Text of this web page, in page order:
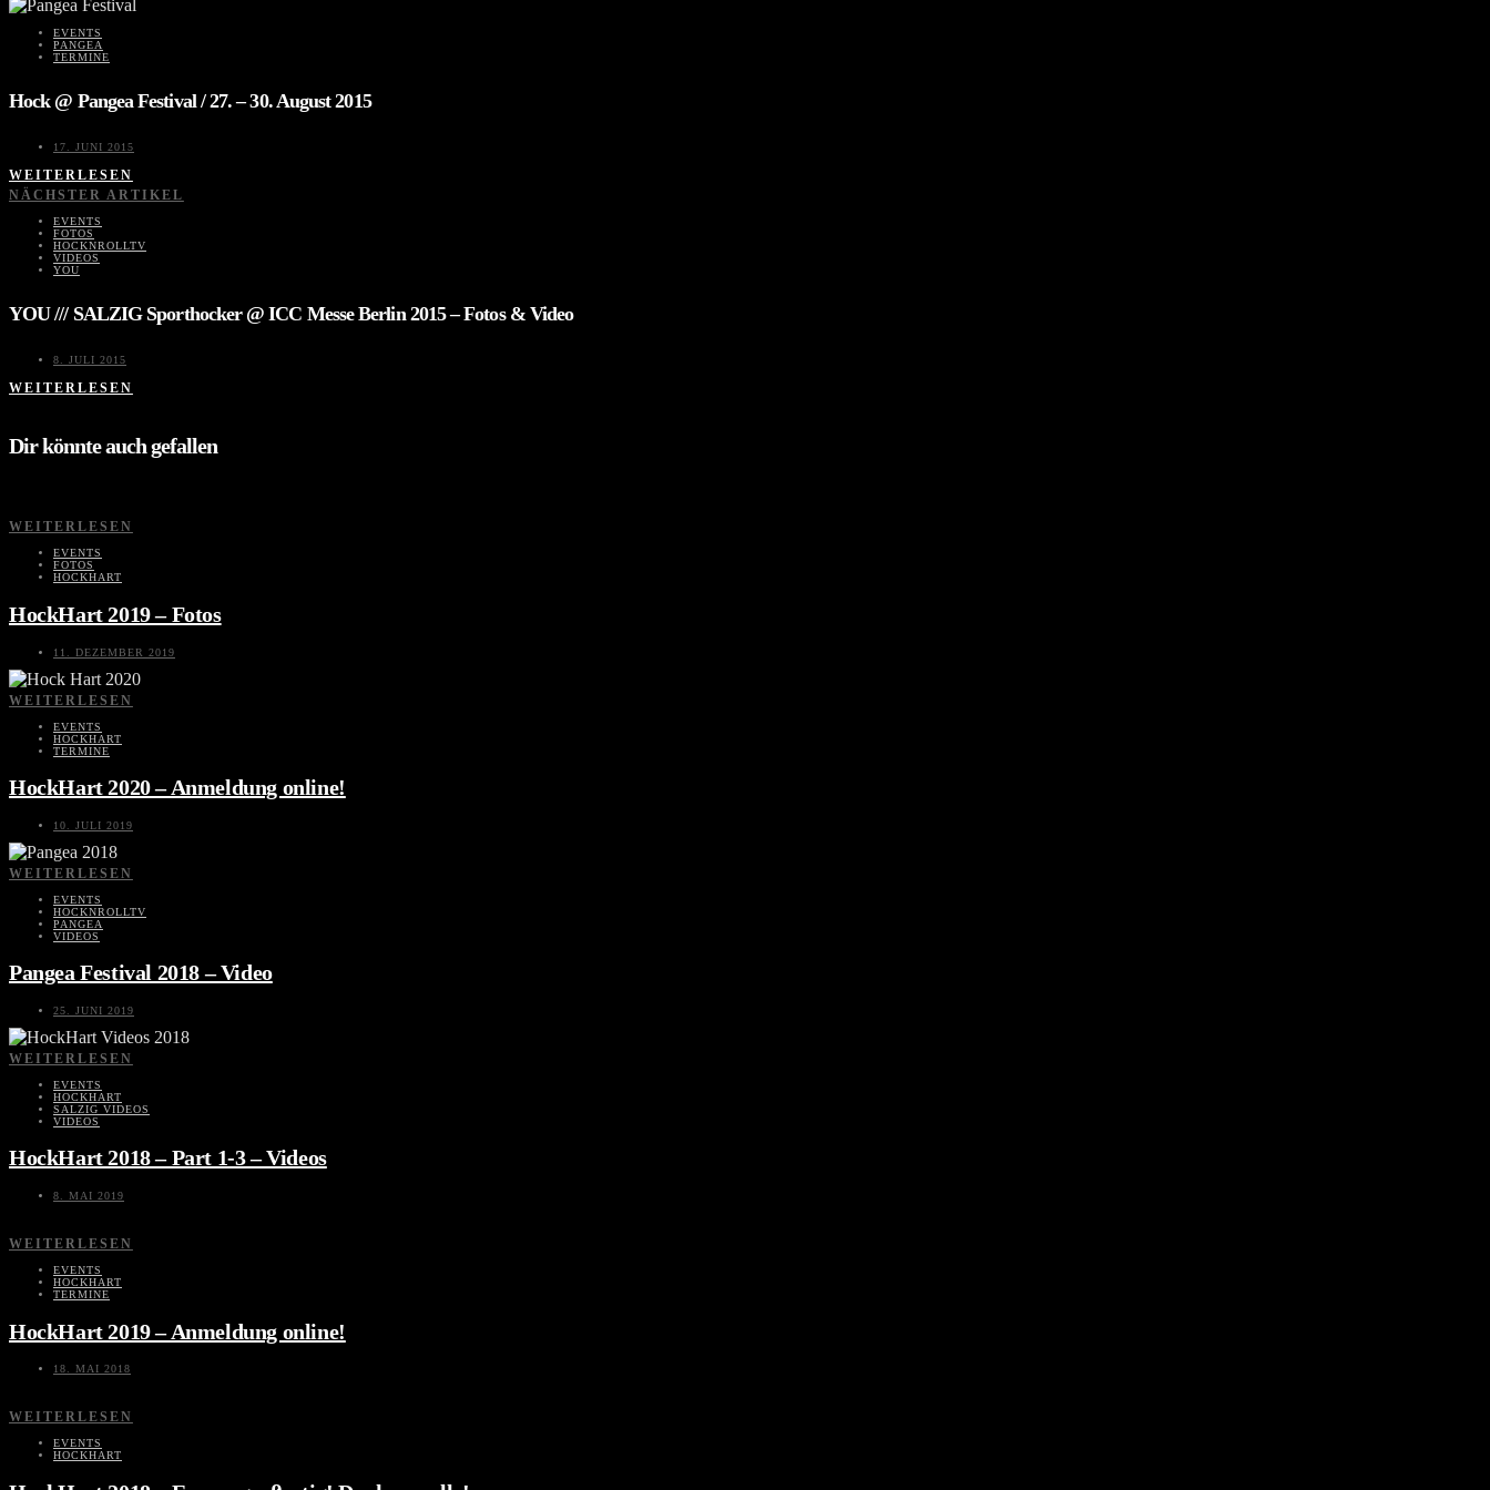
EVENTS
PANGEA
TERMINE
Hock @ Pangea Festival / 27. – 30. August 2015
17. JUNI 2015
WEITERLESEN
NÄCHSTER ARTIKEL
EVENTS
FOTOS
HOCKNROLLTV
VIDEOS
YOU
YOU /// SALZIG Sporthocker @ ICC Messe Berlin 2015 – Fotos & Video
8. JULI 2015
WEITERLESEN
Dir könnte auch gefallen
WEITERLESEN
EVENTS
FOTOS
HOCKHART
HockHart 2019 – Fotos
11. DEZEMBER 2019
WEITERLESEN
EVENTS
HOCKHART
TERMINE
HockHart 2020 – Anmeldung online!
10. JULI 2019
WEITERLESEN
EVENTS
HOCKNROLLTV
PANGEA
VIDEOS
Pangea Festival 2018 – Video
25. JUNI 2019
WEITERLESEN
EVENTS
HOCKHART
SALZIG VIDEOS
VIDEOS
HockHart 2018 – Part 1-3 – Videos
8. MAI 2019
WEITERLESEN
EVENTS
HOCKHART
TERMINE
HockHart 2019 – Anmeldung online!
18. MAI 2018
WEITERLESEN
EVENTS
HOCKHART